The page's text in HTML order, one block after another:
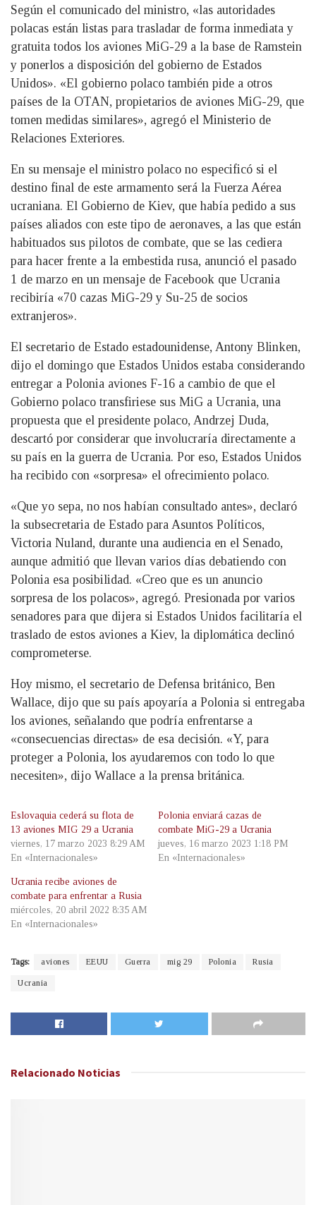
Según el comunicado del ministro, «las autoridades
polacas están listas para trasladar de forma inmediata y
gratuita todos los aviones MiG-29 a la base de Ramstein
y ponerlos a disposición del gobierno de Estados
Unidos». «El gobierno polaco también pide a otros
países de la OTAN, propietarios de aviones MiG-29, que
tomen medidas similares», agregó el Ministerio de
Relaciones Exteriores.
En su mensaje el ministro polaco no especificó si el
destino final de este armamento será la Fuerza Aérea
ucraniana. El Gobierno de Kiev, que había pedido a sus
países aliados con este tipo de aeronaves, a las que están
habituados sus pilotos de combate, que se las cediera
para hacer frente a la embestida rusa, anunció el pasado
1 de marzo en un mensaje de Facebook que Ucrania
recibiría «70 cazas MiG-29 y Su-25 de socios
extranjeros».
El secretario de Estado estadounidense, Antony Blinken,
dijo el domingo que Estados Unidos estaba considerando
entregar a Polonia aviones F-16 a cambio de que el
Gobierno polaco transfiriese sus MiG a Ucrania, una
propuesta que el presidente polaco, Andrzej Duda,
descartó por considerar que involucraría directamente a
su país en la guerra de Ucrania. Por eso, Estados Unidos
ha recibido con «sorpresa» el ofrecimiento polaco.
«Que yo sepa, no nos habían consultado antes», declaró
la subsecretaria de Estado para Asuntos Políticos,
Victoria Nuland, durante una audiencia en el Senado,
aunque admitió que llevan varios días debatiendo con
Polonia esa posibilidad. «Creo que es un anuncio
sorpresa de los polacos», agregó. Presionada por varios
senadores para que dijera si Estados Unidos facilitaría el
traslado de estos aviones a Kiev, la diplomática declinó
comprometerse.
Hoy mismo, el secretario de Defensa británico, Ben
Wallace, dijo que su país apoyaría a Polonia si entregaba
los aviones, señalando que podría enfrentarse a
«consecuencias directas» de esa decisión. «Y, para
proteger a Polonia, los ayudaremos con todo lo que
necesiten», dijo Wallace a la prensa británica.
Eslovaquia cederá su flota de
13 aviones MIG 29 a Ucrania
viernes, 17 marzo 2023 8:29 AM
En «Internacionales»
Polonia enviará cazas de
combate MiG-29 a Ucrania
jueves, 16 marzo 2023 1:18 PM
En «Internacionales»
Ucrania recibe aviones de
combate para enfrentar a Rusia
miércoles, 20 abril 2022 8:35 AM
En «Internacionales»
Tags: aviones EEUU Guerra mig 29 Polonia Rusia
Ucrania
Relacionado Noticias